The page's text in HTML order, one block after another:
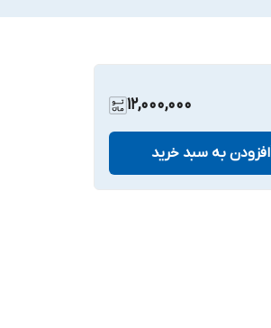
12,000,000
افزودن به سبد خرید